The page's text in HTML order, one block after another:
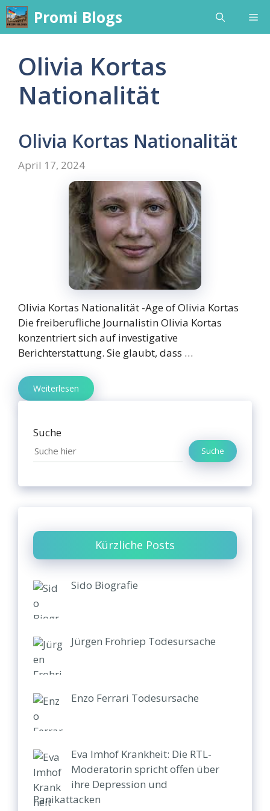
Skip
to
content
Promi Blogs
Olivia Kortas
Nationalität
Olivia Kortas Nationalität
April 17, 2024
Olivia Kortas Nationalität -Age of Olivia Kortas
Die freiberufliche Journalistin Olivia Kortas
konzentriert sich auf investigative
Berichterstattung. Sie glaubt, dass …
Weiterlesen
Suche
Suche
Kürzliche Posts
Sido Biografie
Jürgen Frohriep Todesursache
Enzo Ferrari Todesursache
Eva Imhof Krankheit: Die RTL-
Moderatorin spricht offen über
ihre Depression und
Panikattacken